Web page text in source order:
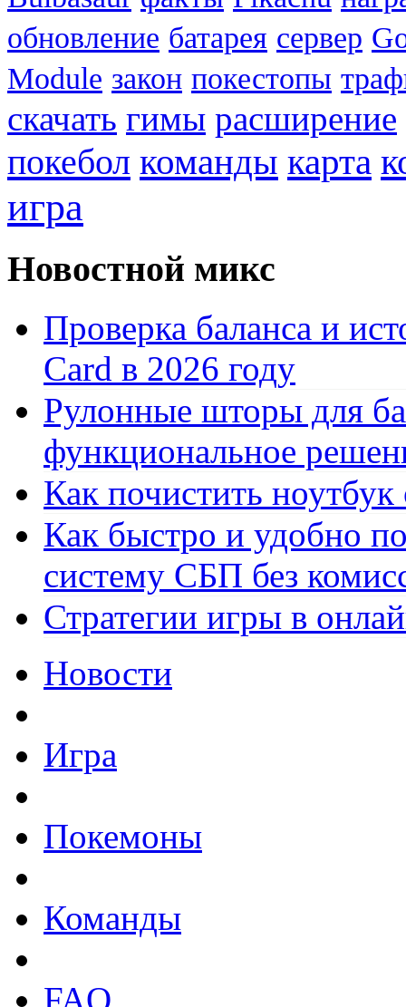
обновление батарея сервер
Module закон покестопы
скачать гимы расширение
покебол команды карта
игра
Новостной микс
Проверка баланса и
Card в 2026 году
Рулонные шторы для
функциональное
Как почистить
Как быстро и удобно
систему СБП без
Стратегии игры в
Новости
Игра
Покемоны
Команды
FAQ